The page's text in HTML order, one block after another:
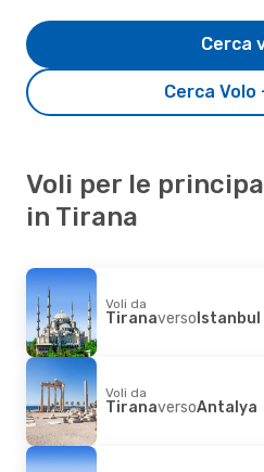
Cerca Volo
Cerca
Voli per le
in Tirana
Voli da
TiranaversoIstanbul
Voli da
TiranaversoAntalya